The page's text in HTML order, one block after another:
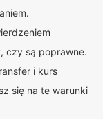
czy są poprawne.
i kurs
się na te warunki